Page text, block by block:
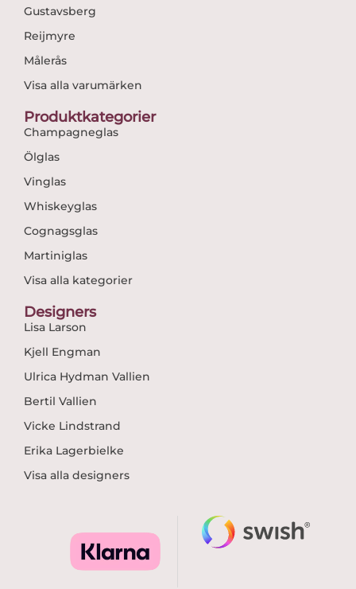
Gustavsberg
Reijmyre
Målerås
Visa alla varumärken
Produktkategorier
Champagneglas
Ölglas
Vinglas
Whiskeyglas
Cognagsglas
Martiniglas
Visa alla kategorier
Designers
Lisa Larson
Kjell Engman
Ulrica Hydman Vallien
Bertil Vallien
Vicke Lindstrand
Erika Lagerbielke
Visa alla designers